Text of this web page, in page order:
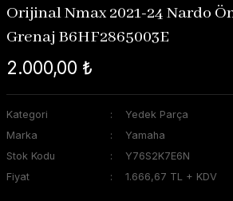
Orijinal Nmax 2021-24 Nardo
Grenaj B6HF2865003E
2.000,00 ₺
Kategori
Yedek Parça
Marka
Yamaha
Stok Kodu
Y76S2K7E6N
Fiyat
1.666,67 TL + KDV